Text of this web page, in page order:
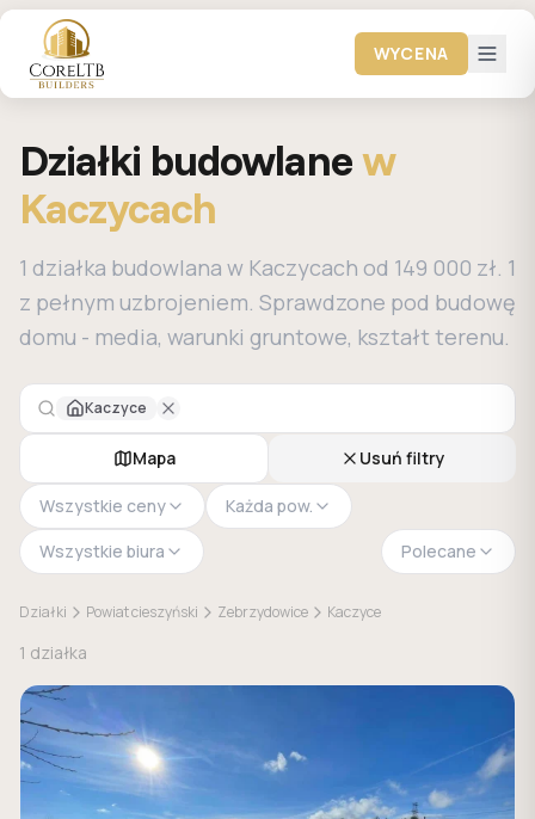
WYCENA
Działki budowlanew
Kaczycach
1 działka budowlana w Kaczycach od 149 000 zł. 1
z pełnym uzbrojeniem. Sprawdzone pod budowę
domu - media, warunki gruntowe, kształt terenu.
Kaczyce
Mapa Usuń filtry
Wszystkie ceny
Każda pow.
Wszystkie biura
Polecane
Działki Powiat cieszyński Zebrzydowice Kaczyce
1 działka